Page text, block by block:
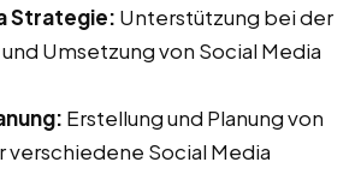
Strategie: Unterstützung bei der
Umsetzung von Social Media
Erstellung und Planung von
verschiedene Social Media